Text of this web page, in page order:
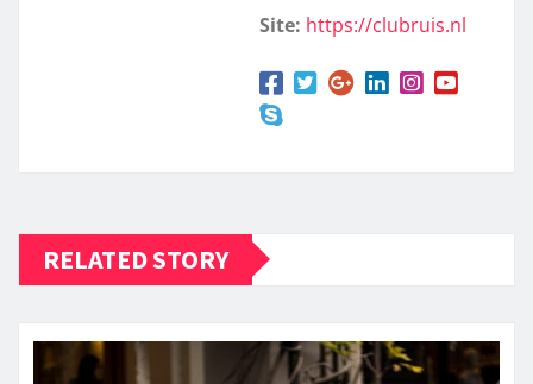
Site: https://clubruis.nl
RELATED STORY